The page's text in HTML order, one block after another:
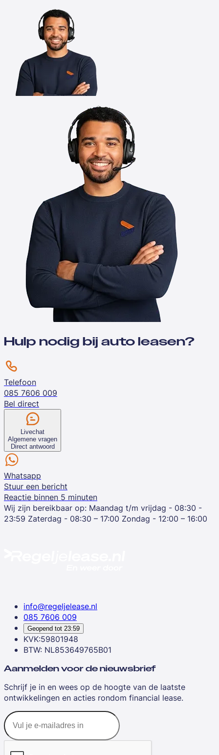
Hulp nodig bij auto leasen?
Telefoon
085 7606 009
Bel direct
Livechat
Algemene vragen
Direct antwoord
Whatsapp
Stuur een bericht
Reactie binnen 5 minuten
Wij zijn bereikbaar op: Maandag t/m vrijdag - 08:30 -
23:59 Zaterdag - 08:30 – 17:00 Zondag - 12:00 – 16:00
info@regeljelease.nl
085 7606 009
Geopend tot 23:59
KVK:59801948
BTW: NL853649765B01
Aanmelden voor de nieuwsbrief
Schrijf je in en wees op de hoogte van de laatste
ontwikkelingen en acties rondom financial lease.